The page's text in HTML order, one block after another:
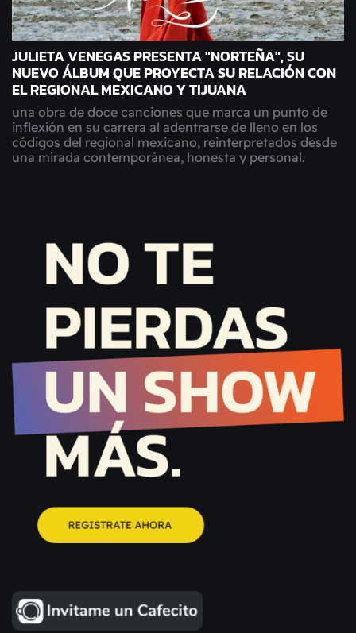
JULIETA VENEGAS PRESENTA "NORTEÑA", SU
NUEVO ÁLBUM QUE PROYECTA SU RELACIÓN CON
EL REGIONAL MEXICANO Y TIJUANA
una obra de doce canciones que marca un punto de
inflexión en su carrera al adentrarse de lleno en los
códigos del regional mexicano, reinterpretados desde
una mirada contemporánea, honesta y personal.